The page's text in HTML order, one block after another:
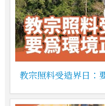
教宗照料受造界日：